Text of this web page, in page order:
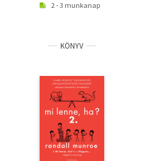
2 - 3 munkanap
KÖNYV